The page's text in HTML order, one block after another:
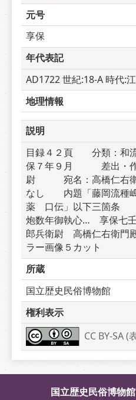
元号
享保
年代表記
AD1722 世紀:18-A 時代:
地理情報
説明
目録４２頁　　分類：和
保７年９月　　　差出・
尉　　　宛名：高橋仁右
なし　　内題「藤岡流種
薬　口伝」以下三箇条　
炮数年御執心…　享保七
郎兵衛尉　高橋仁右衛門
ラー画像５カット
所蔵
国立歴史民俗博物館
権利表示
CC BY-SA (
国立歴史民俗博物館